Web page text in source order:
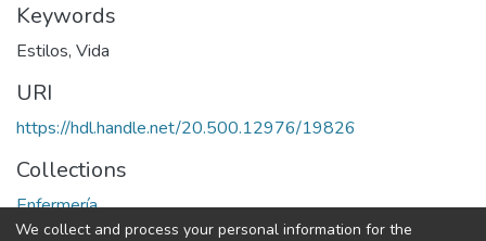
Keywords
Estilos, Vida
URI
https://hdl.handle.net/20.500.12976/19826
Collections
Enfermería
We collect and process your personal information for the